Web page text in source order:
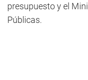
presupuesto y el
Públicas.